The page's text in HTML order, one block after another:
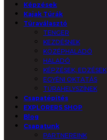
Képzések
Kajak Túrák
Túraválasztó
TENGER
KEZDÉSNEK
KÖZÉPHALADÓ
HALADÓ
KÉPZÉSEK, EDZÉSEK
EGYÉNI OKTATÁS
TÚRAHELYSZÍNEK
Csapatépítés
EXPLORERS SHOP
Blog
Csapatunk
PARTNEREINK